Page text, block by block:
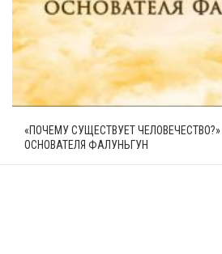
«ПОЧЕМУ СУЩЕСТВУЕТ
ОСНОВАТЕЛЯ ФАЛУНЬГУН